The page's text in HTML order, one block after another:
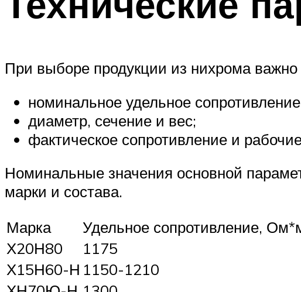
При выборе продукции из нихрома
номинальное удельное
диаметр, сечение и вес;
фактическое сопротивление и
Номинальные значения основной
марки и состава.
Марка
Удельное сопротивление,
Х20Н80
1175
Х15Н60-Н 1150-1210